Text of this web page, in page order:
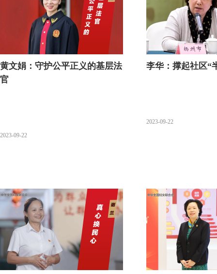
黄文娟：守护公平正义的基层法
官
2023-09-22
李华：撑起社区“
2023-09-22